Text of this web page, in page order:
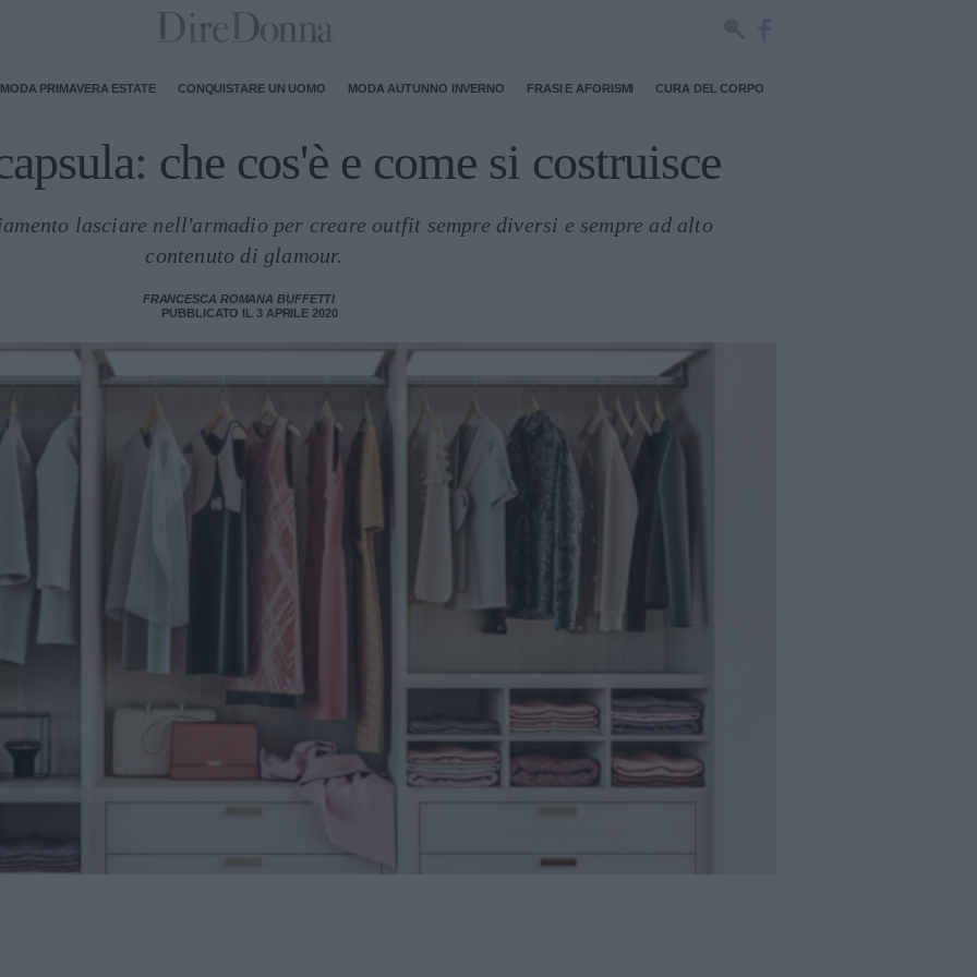
MODA PRIMAVERA ESTATE CONQUISTARE UN UOMO MODA AUTUNNO INVERNO FRASI E AFORISMI CURA DEL CORPO
che cos'è e come si costruisce
lasciare nell'armadio per creare outfit sempre diversi e sempre ad alto
contenuto di glamour.
FRANCESCA ROMANA BUFFETTI
PUBBLICATO IL 3 APRILE 2020